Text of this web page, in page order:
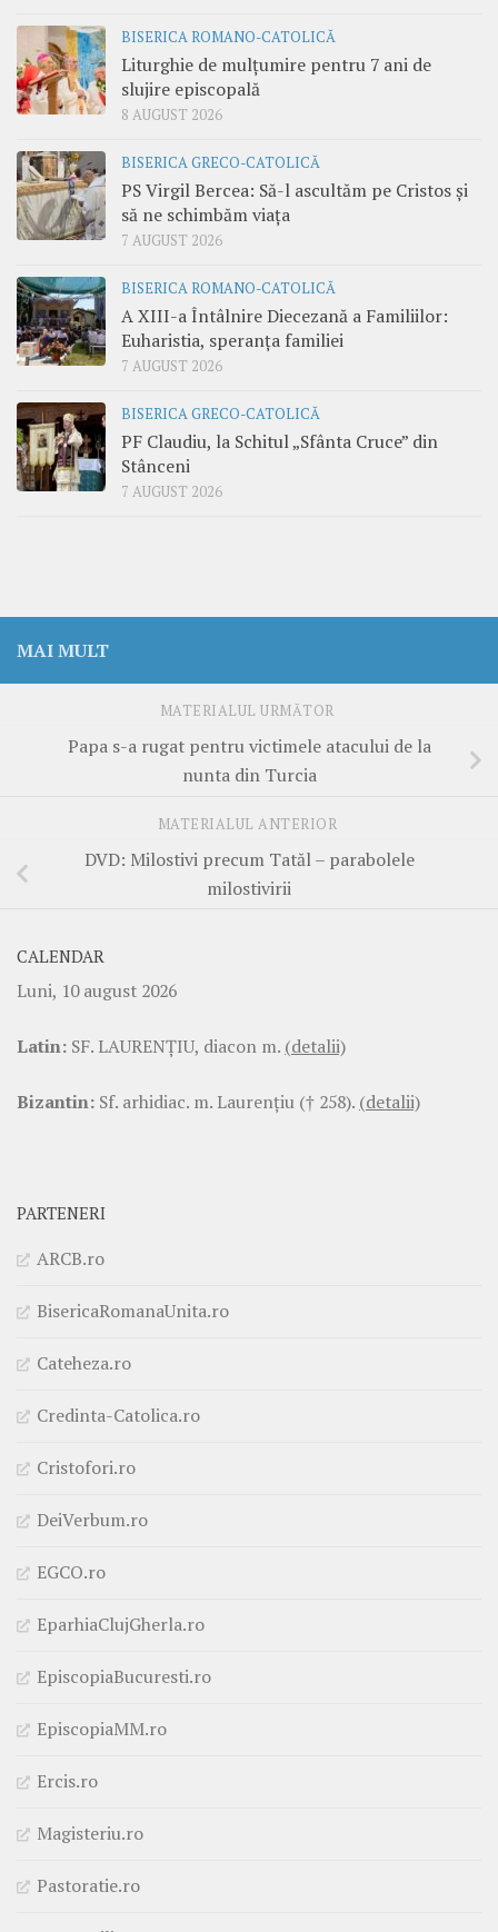
BISERICA ROMANO-CATOLICĂ
Liturghie de mulțumire pentru 7 ani de
slujire episcopală
8 AUGUST 2026
BISERICA GRECO-CATOLICĂ
PS Virgil Bercea: Să-l ascultăm pe Cristos și
să ne schimbăm viața
7 AUGUST 2026
BISERICA ROMANO-CATOLICĂ
A XIII-a Întâlnire Diecezană a Familiilor:
Euharistia, speranța familiei
7 AUGUST 2026
BISERICA GRECO-CATOLICĂ
PF Claudiu, la Schitul „Sfânta Cruce” din
Stânceni
7 AUGUST 2026
MAI MULT
MATERIALUL URMĂTOR
Papa s-a rugat pentru victimele atacului de la
nunta din Turcia
MATERIALUL ANTERIOR
DVD: Milostivi precum Tatăl – parabolele
milostivirii
CALENDAR
Luni, 10 august 2026
Latin: SF. LAURENŢIU, diacon m. (detalii)
Bizantin: Sf. arhidiac. m. Laurenţiu († 258). (detalii)
PARTENERI
ARCB.ro
BisericaRomanaUnita.ro
Cateheza.ro
Credinta-Catolica.ro
Cristofori.ro
DeiVerbum.ro
EGCO.ro
EparhiaClujGherla.ro
EpiscopiaBucuresti.ro
EpiscopiaMM.ro
Ercis.ro
Magisteriu.ro
Pastoratie.ro